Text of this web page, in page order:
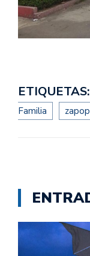
ETIQUETAS:
Familia